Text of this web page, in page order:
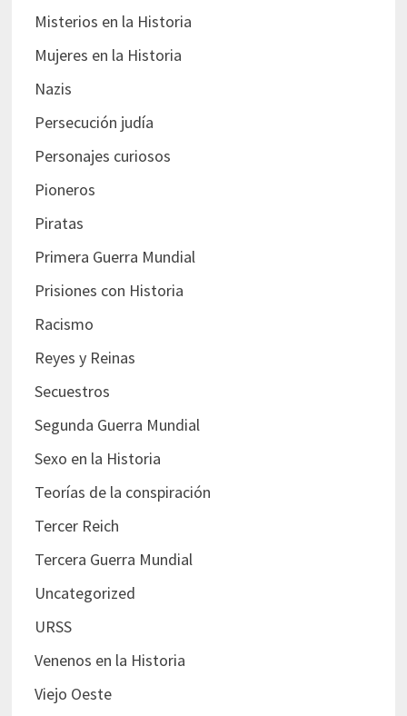
Misterios en la Historia
Mujeres en la Historia
Nazis
Persecución judía
Personajes curiosos
Pioneros
Piratas
Primera Guerra Mundial
Prisiones con Historia
Racismo
Reyes y Reinas
Secuestros
Segunda Guerra Mundial
Sexo en la Historia
Teorías de la conspiración
Tercer Reich
Tercera Guerra Mundial
Uncategorized
URSS
Venenos en la Historia
Viejo Oeste